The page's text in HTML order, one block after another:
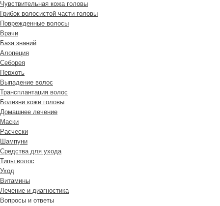
Чувствительная кожа головы
Грибок волосистой части головы
Поврежденные волосы
Врачи
База знаний
Алопеция
Себорея
Перхоть
Выпадение волос
Трансплантация волос
Болезни кожи головы
Домашнее лечение
Маски
Расчески
Шампуни
Средства для ухода
Типы волос
Уход
Витамины
Лечение и диагностика
Вопросы и ответы